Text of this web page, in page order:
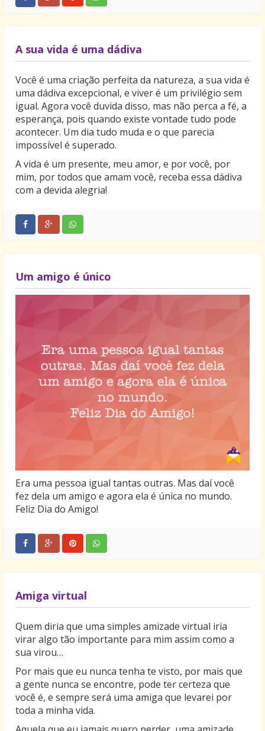
A sua vida é uma dádiva
Você é uma criação perfeita da natureza, a sua vida é
uma dádiva excepcional, e viver é um privilégio sem
igual. Agora você duvida disso, mas não perca a fé, a
esperança, pois quando existe vontade tudo pode
acontecer. Um dia tudo muda e o que parecia
impossível é superado.
A vida é um presente, meu amor, e por você, por
mim, por todos que amam você, receba essa dádiva
com a devida alegria!
Um amigo é único
Era uma pessoa igual tantas outras. Mas daí você
fez dela um amigo e agora ela é única no mundo.
Feliz Dia do Amigo!
Amiga virtual
Quem diria que uma simples amizade virtual iria
virar algo tão importante para mim assim como a
sua virou…
Por mais que eu nunca tenha te visto, por mais que
a gente nunca se encontre, pode ter certeza que
você é, e sempre será uma amiga que levarei por
toda a minha vida.